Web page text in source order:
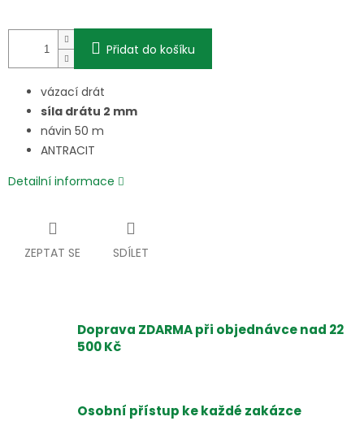
Přidat do košíku
vázací drát
síla drátu 2 mm
návin 50 m
ANTRACIT
Detailní informace
ZEPTAT SE SDÍLET
Doprava ZDARMA při objednávce nad 22
500 Kč
Osobní přístup ke každé zakázce